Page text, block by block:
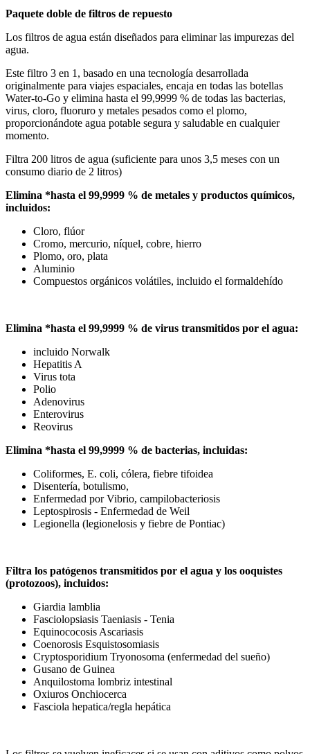
Paquete doble de filtros de repuesto
Los filtros de agua están diseñados para eliminar las impurezas del
agua.
Este filtro 3 en 1, basado en una tecnología desarrollada
originalmente para viajes espaciales, encaja en todas las botellas
Water-to-Go y elimina hasta el 99,9999 % de todas las bacterias,
virus, cloro, fluoruro y metales pesados como el plomo,
proporcionándote agua potable segura y saludable en cualquier
momento.
Filtra 200 litros de agua (suficiente para unos 3,5 meses con un
consumo diario de 2 litros)
Elimina *hasta el 99,9999 % de metales y productos químicos,
incluidos:
Cloro, flúor
Cromo, mercurio, níquel, cobre, hierro
Plomo, oro, plata
Aluminio
Compuestos orgánicos volátiles, incluido el formaldehído
Elimina *hasta el 99,9999 % de virus transmitidos por el agua:
incluido Norwalk
Hepatitis A
Virus tota
Polio
Adenovirus
Enterovirus
Reovirus
Elimina *hasta el 99,9999 % de bacterias, incluidas:
Coliformes, E. coli, cólera, fiebre tifoidea
Disentería, botulismo,
Enfermedad por Vibrio, campilobacteriosis
Leptospirosis - Enfermedad de Weil
Legionella (legionelosis y fiebre de Pontiac)
Filtra los patógenos transmitidos por el agua y los ooquistes
(protozoos), incluidos:
Giardia lamblia
Fasciolopsiasis Taeniasis - Tenia
Equinococosis Ascariasis
Coenorosis Esquistosomiasis
Cryptosporidium Tryonosoma (enfermedad del sueño)
Gusano de Guinea
Anquilostoma lombriz intestinal
Oxiuros Onchiocerca
Fasciola hepatica/regla hepática